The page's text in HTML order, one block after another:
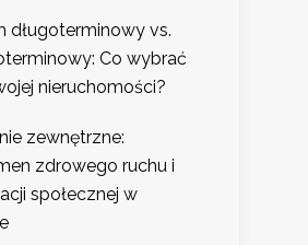
długoterminowy vs.
Co wybrać
nieruchomości?
zewnętrzne:
zdrowego ruchu i
społecznej w